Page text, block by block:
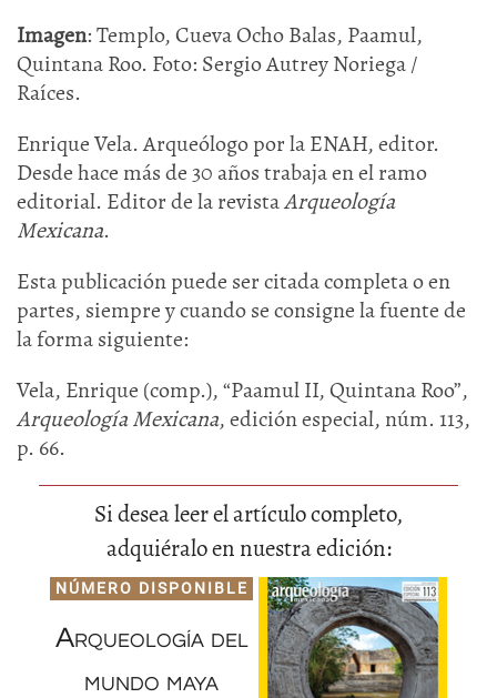
Imagen: Templo, Cueva Ocho Balas, Paamul,
Quintana Roo. Foto: Sergio Autrey Noriega /
Raíces.
Enrique Vela. Arqueólogo por la ENAH, editor.
Desde hace más de 30 años trabaja en el ramo
editorial. Editor de la revistaArqueología
Mexicana.
Esta publicación puede ser citada completa o en
partes, siempre y cuando se consigne la fuente de
la forma siguiente:
Vela, Enrique (comp.), “Paamul II, Quintana Roo”,
Arqueología Mexicana, edición especial, núm. 113,
p. 66.
Si desea leer el artículo completo,
adquiéralo en nuestra edición:
NÚMERO DISPONIBLE
Arqueología del
mundo maya